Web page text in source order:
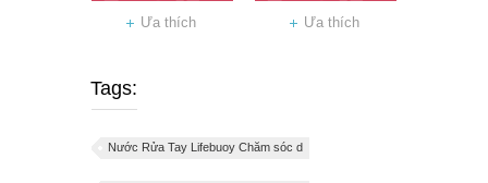
Ưa thích Ưa thích
Tags:
Nước Rửa Tay Lifebuoy Chăm sóc d